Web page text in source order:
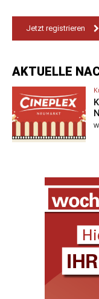
Jetzt registrieren
AKTUELLE